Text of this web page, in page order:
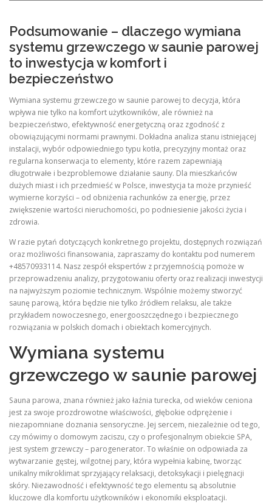
Podsumowanie – dlaczego wymiana
systemu grzewczego w saunie parowej
to inwestycja w komfort i
bezpieczeństwo
Wymiana systemu grzewczego w saunie parowej to decyzja, która
wpływa nie tylko na komfort użytkowników, ale również na
bezpieczeństwo, efektywność energetyczną oraz zgodność z
obowiązującymi normami prawnymi. Dokładna analiza stanu istniejącej
instalacji, wybór odpowiedniego typu kotła, precyzyjny montaż oraz
regularna konserwacja to elementy, które razem zapewniają
długotrwałe i bezproblemowe działanie sauny. Dla mieszkańców
dużych miast i ich przedmieść w Polsce, inwestycja ta może przynieść
wymierne korzyści – od obniżenia rachunków za energię, przez
zwiększenie wartości nieruchomości, po podniesienie jakości życia i
zdrowia.
W razie pytań dotyczących konkretnego projektu, dostępnych rozwiązań
oraz możliwości finansowania, zapraszamy do kontaktu pod numerem
+48570933114. Nasz zespół ekspertów z przyjemnością pomoże w
przeprowadzeniu analizy, przygotowaniu oferty oraz realizacji inwestycji
na najwyższym poziomie technicznym. Wspólnie możemy stworzyć
saunę parową, która będzie nie tylko źródłem relaksu, ale także
przykładem nowoczesnego, energooszczędnego i bezpiecznego
rozwiązania w polskich domach i obiektach komercyjnych.
Wymiana systemu
grzewczego w saunie parowej
Sauna parowa, znana również jako łaźnia turecka, od wieków ceniona
jest za swoje prozdrowotne właściwości, głębokie odprężenie i
niezapomniane doznania sensoryczne. Jej sercem, niezależnie od tego,
czy mówimy o domowym zaciszu, czy o profesjonalnym obiekcie SPA,
jest system grzewczy – parogenerator. To właśnie on odpowiada za
wytwarzanie gęstej, wilgotnej pary, która wypełnia kabinę, tworząc
unikalny mikroklimat sprzyjający relaksacji, detoksykacji i pielęgnacji
skóry. Niezawodność i efektywność tego elementu są absolutnie
kluczowe dla komfortu użytkowników i ekonomiki eksploatacji.